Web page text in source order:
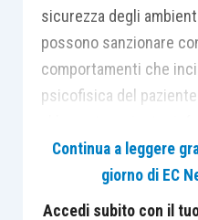
sicurezza degli
possono sanzionare
comportamenti che
psicofisica del
fondamentale, quello
applicazione delle
terapeutiche.
Continua a leggere
giorno di EC
Accedi subito con il